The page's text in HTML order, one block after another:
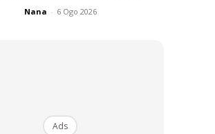
Nana - 6 Ogo 2026
Ads